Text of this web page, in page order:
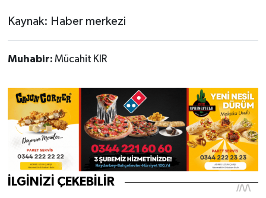
Kaynak: Haber merkezi
Muhabir: Mücahit KIR